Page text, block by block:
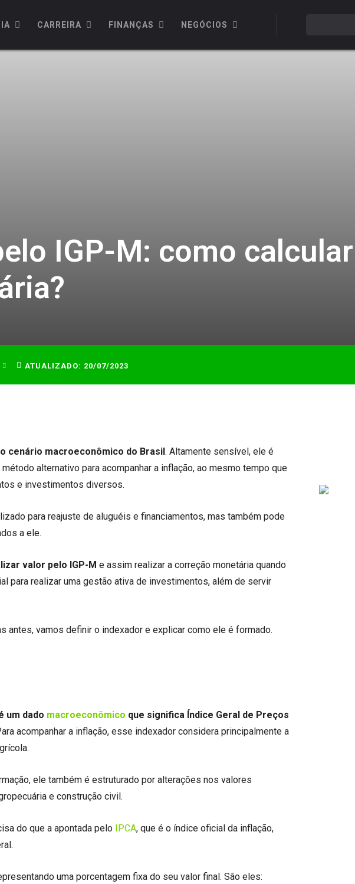
CARREIRA FINANÇAS NEGÓCIOS
IGP-M: como
ATUALIZADO: 20/07/2023
cenário macroeconômico do Brasil. Altamente sensível, ele é
alternativo para acompanhar a inflação, ao mesmo tempo que
e investimentos diversos.
para reajuste de aluguéis e financiamentos, mas também pode
a ele.
valor pelo IGP-M e assim realizar a correção monetária quando
para realizar uma gestão ativa de investimentos, além de servir
antes, vamos definir o indexador e explicar como ele é formado.
um dado macroeconômico que significa Índice Geral de Preços
acompanhar a inflação, esse indexador considera principalmente a
ele também é estruturado por alterações nos valores
e construção civil.
do que a apontada pelo IPCA, que é o índice oficial da inflação,
uma porcentagem fixa do seu valor final. São eles: